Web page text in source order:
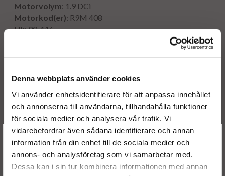
Denna webbplats använder cookies
Vi använder enhetsidentifierare för att anpassa innehållet
och annonserna till användarna, tillhandahålla funktioner
för sociala medier och analysera vår trafik. Vi
vidarebefordrar även sådana identifierare och annan
information från din enhet till de sociala medier och
annons- och analysföretag som vi samarbetar med.
Dessa kan i sin tur kombinera informationen med annan
Motorvolym: 1.9 DCi
Motorkod(er): R9M 408
Hk: 90, 116
Originalnummer:
0445110414 BOSCH
0986435211BOSCH
OE numbers
1660000Q1U
95518000
16 61 053 02R
Välkommen till
Dieselspecialisten.se